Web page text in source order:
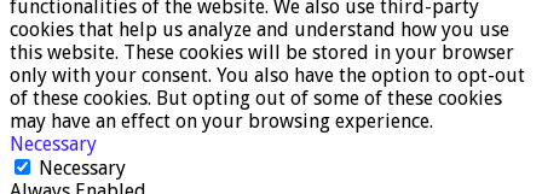
functionalities of the website. We also use third-party
cookies that help us analyze and understand how you use
this website. These cookies will be stored in your browser
only with your consent. You also have the option to opt-out
of these cookies. But opting out of some of these cookies
may have an effect on your browsing experience.
Necessary
Necessary